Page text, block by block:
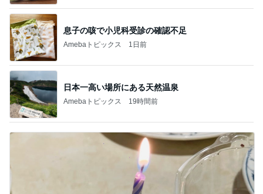
息子の咳で小児科受診の確認不足
Amebaトピックス 1日前
日本一高い場所にある天然温泉
Amebaトピックス 19時間前